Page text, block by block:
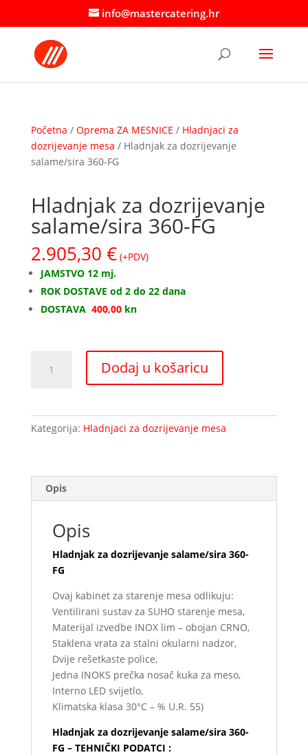
info@mastercatering.hr
Početna / Oprema ZA MESNICE / Hladnjaci za
dozrijevanje mesa / Hladnjak za dozrijevanje
salame/sira 360-FG
Hladnjak za dozrijevanje
salame/sira 360-FG
2.905,30 € (+PDV)
JAMSTVO 12 mj.
ROK DOSTAVE od 2 do 22 dana
DOSTAVA 400,00kn
dozrijevanje
Dodaj u košaricu
Kategorija: Hladnjaci za dozrijevanje mesa
Opis
Opis
Hladnjak za dozrijevanje salame/sira 360-
FG
Ovaj kabinet za starenje mesa odlikuju:
Ventilirani sustav za SUHO starenje mesa,
Materijal izvedbe INOX lim – obojan CRNO,
Staklena vrata za stalni okularni nadzor,
Dvije rešetkaste police,
Jedna INOKS prečka nosač kuka za meso,
Interno LED svijetlo,
Klimatska klasa 30°C – % U.R. 55)
Hladnjak za dozrijevanje salame/sira 360-
FG – TEHNIČKI PODATCI :